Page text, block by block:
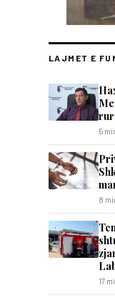
LAJMET E
5
8
17